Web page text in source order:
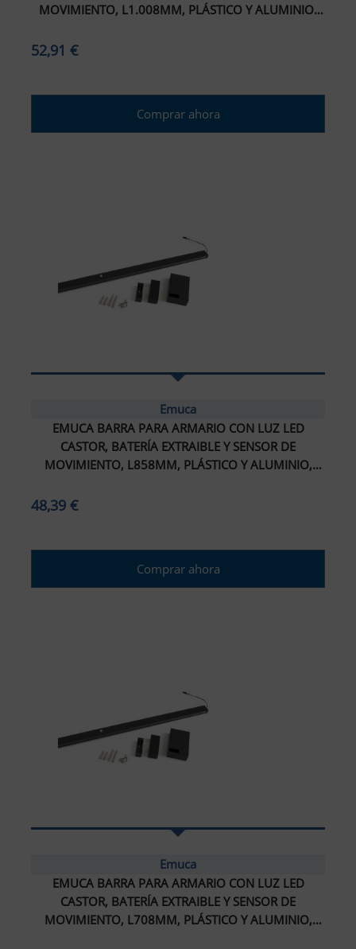
MOVIMIENTO, L1.008MM, PLÁSTICO Y ALUMINIO,
52,91 €
Comprar ahora
Emuca
EMUCA BARRA PARA ARMARIO CON LUZ LED
CASTOR, BATERÍA EXTRAIBLE Y SENSOR DE
MOVIMIENTO, L858MM, PLÁSTICO Y ALUMINIO,
48,39 €
Comprar ahora
Emuca
EMUCA BARRA PARA ARMARIO CON LUZ LED
CASTOR, BATERÍA EXTRAIBLE Y SENSOR DE
MOVIMIENTO, L708MM, PLÁSTICO Y ALUMINIO,